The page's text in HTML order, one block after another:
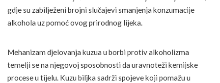
gdje su zabilježeni brojni slučajevi smanjenja konzumacije
alkohola uz pomoć ovog prirodnog lijeka.
Mehanizam djelovanja kuzua u borbi protiv alkoholizma
temelji se na njegovoj sposobnosti da uravnoteži kemijske
procese u tijelu. Kuzu biljka sadrži spojeve koji pomažu u